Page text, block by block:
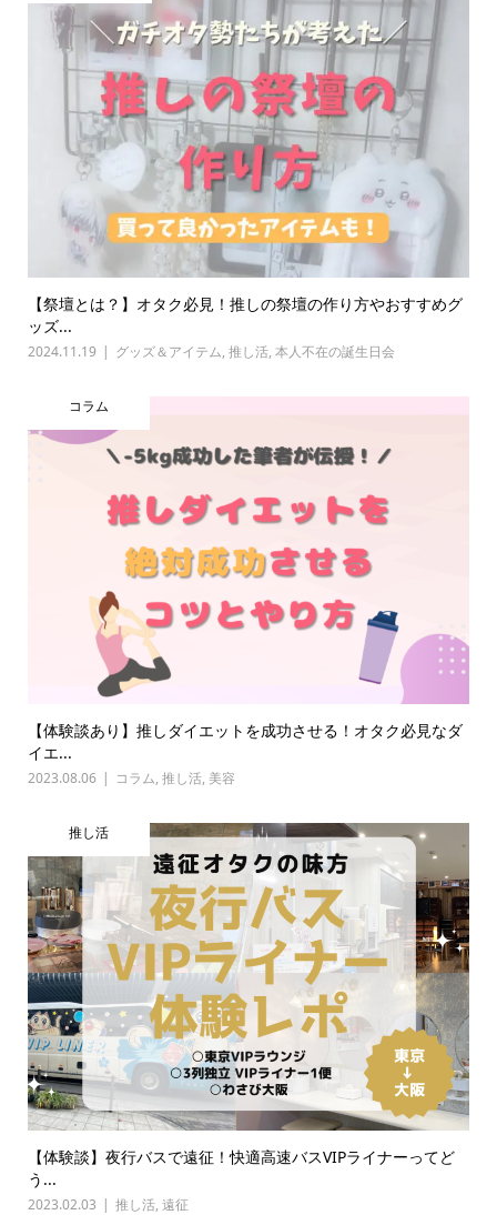
【祭壇とは？】オタク必見！推しの祭壇の作り方やおすすめグ
ッズ...
2024.11.19 グッズ＆アイテム, 推し活, 本人不在の誕生日会
コラム
【体験談あり】推しダイエットを成功させる！オタク必見なダ
イエ...
2023.08.06 コラム, 推し活, 美容
推し活
【体験談】夜行バスで遠征！快適高速バスVIPライナーってど
う...
2023.02.03 推し活, 遠征